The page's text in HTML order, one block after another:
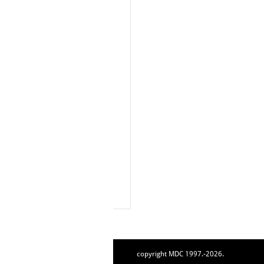
copyright MDC 1997.-2026.